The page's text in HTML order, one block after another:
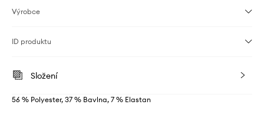
Výrobce
ID produktu
Složení
56 % Polyester, 37 % Bavlna, 7 % Elastan